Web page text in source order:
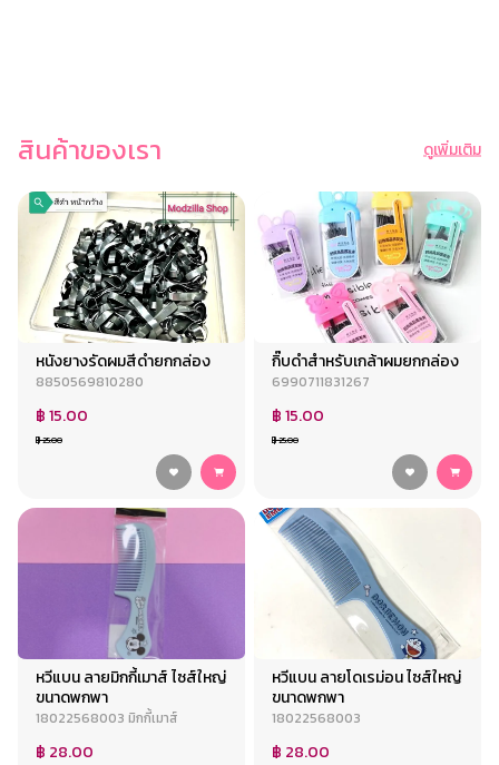
สินค้าของเรา ดูเพิ่มเติม
หนังยางรัดผมสีดำยกกล่อง
8850569810280
฿ 15.00
฿ 25.00
กิ๊บดำสำหรับเกล้าผมยกกล่อง
6990711831267
฿ 15.00
฿ 25.00
หวีแบน ลายมิกกี้เมาส์ ไซส์ใหญ่
ขนาดพกพา
18022568003 มิกกี้เมาส์
฿ 28.00
หวีแบน ลายโดเรม่อน ไซส์ใหญ่
ขนาดพกพา
18022568003
฿ 28.00